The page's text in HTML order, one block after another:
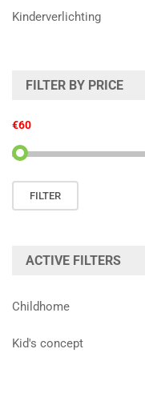
Kinderverlichting
FILTER BY PRICE
Min.
Max.FILTER
€60
ACTIVE FILTERS
Childhome
Kid's concept